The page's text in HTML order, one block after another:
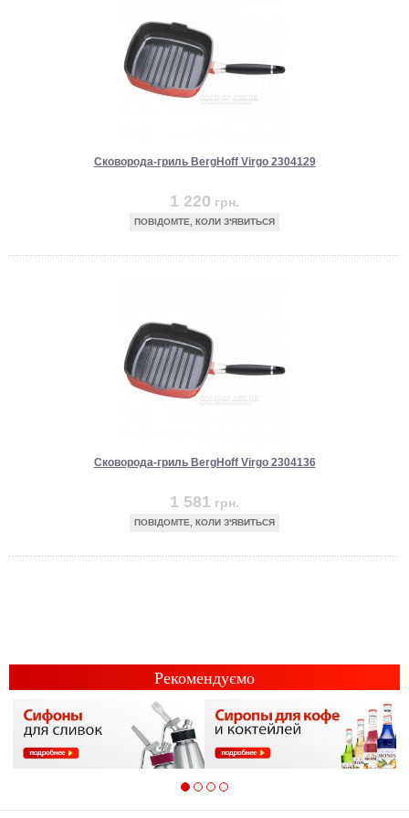
Сковорода-гриль BergHoff Virgo 2304129
1 220 грн.
ПОВІДОМТЕ, КОЛИ З'ЯВИТЬСЯ
Сковорода-гриль BergHoff Virgo 2304136
1 581 грн.
ПОВІДОМТЕ, КОЛИ З'ЯВИТЬСЯ
Рекомендуємо